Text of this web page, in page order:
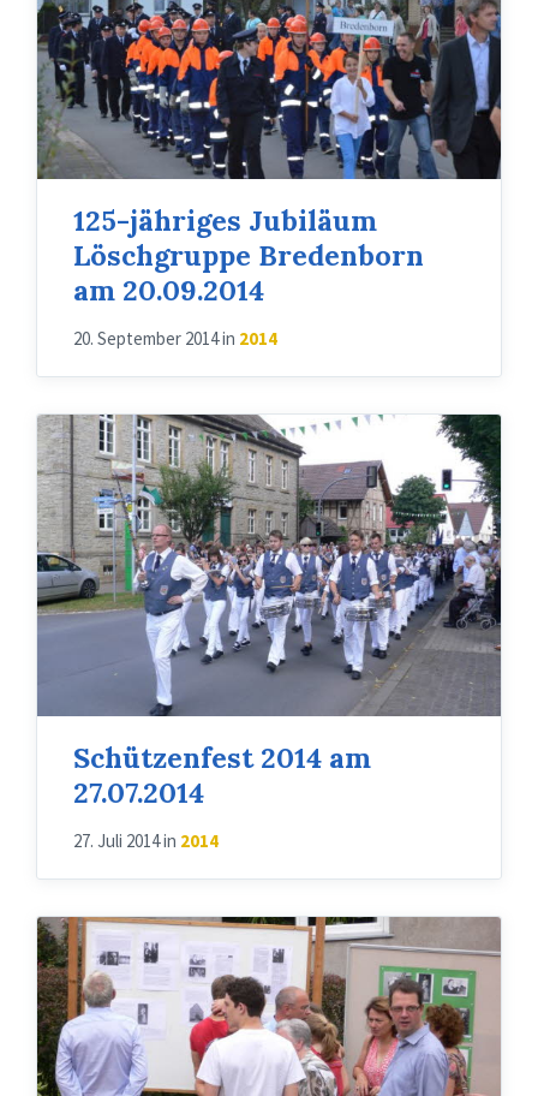
125-jähriges Jubiläum
Löschgruppe Bredenborn
am 20.09.2014
20. September 2014in 2014
Schützenfest 2014 am
27.07.2014
27. Juli 2014in 2014